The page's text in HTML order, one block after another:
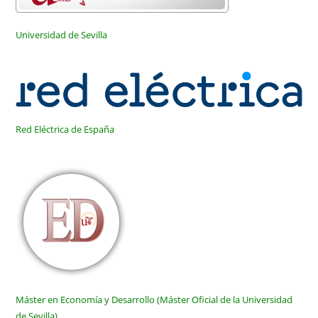
Universidad de Sevilla
Red Eléctrica de España
Máster en Economía y Desarrollo (Máster Oficial de la Universidad